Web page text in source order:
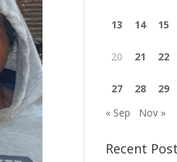
13 14 15
20 21 22
27 28 29
« Sep
Nov »
Recent